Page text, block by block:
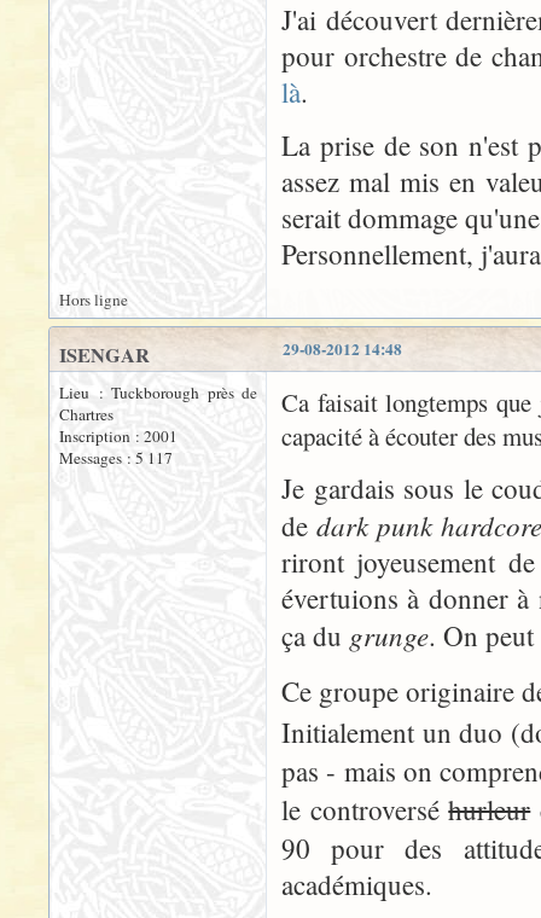
J'ai découvert
pour orchestre de
là.
La prise de son n'est
assez mal mis en
serait dommage
Personnellement,
Hors ligne
29-08-2012 14:48
ISENGAR
Lieu : Tuckborough près de
Chartres
Inscription : 2001
Messages : 5 117
Ca faisait longtemps
capacité à écouter des
Je gardais sous le
de dark punk
riront joyeusement
évertuions à donner à
ça du grunge. On
Ce groupe originaire
Initialement un duo
pas - mais on
le controverséhurleur
90 pour des
académiques.